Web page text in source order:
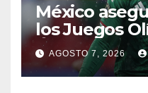
México
los Juegos
Ángeles 2028
AGOSTO 7, 2026